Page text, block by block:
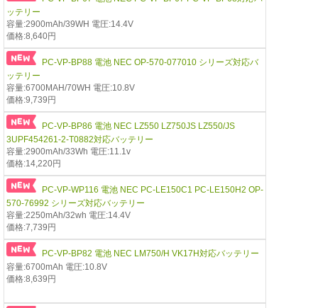
ッテリー
容量:2900mAh/39WH 電圧:14.4V
価格:8,640円
PC-VP-BP88 電池 NEC OP-570-077010 シリーズ対応バ
ッテリー
容量:6700MAH/70WH 電圧:10.8V
価格:9,739円
PC-VP-BP86 電池 NEC LZ550 LZ750JS LZ550/JS
3UPF454261-2-T0882対応バッテリー
容量:2900mAh/33Wh 電圧:11.1v
価格:14,220円
PC-VP-WP116 電池 NEC PC-LE150C1 PC-LE150H2 OP-
570-76992 シリーズ対応バッテリー
容量:2250mAh/32wh 電圧:14.4V
価格:7,739円
PC-VP-BP82 電池 NEC LM750/H VK17H対応バッテリー
容量:6700mAh 電圧:10.8V
価格:8,639円